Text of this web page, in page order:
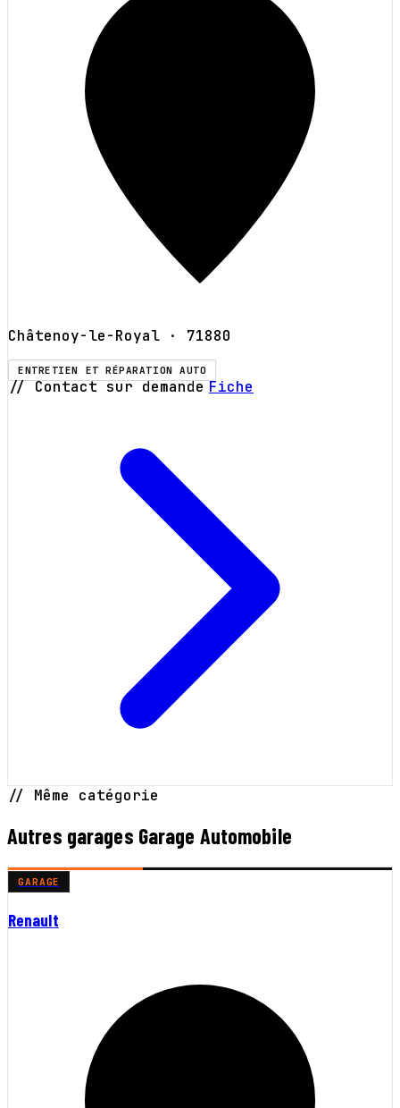
Châtenoy-le-Royal · 71880
ENTRETIEN ET RÉPARATION AUTO
// Contact sur demande Fiche
// Même catégorie
Autres garages Garage Automobile
GARAGE
Renault